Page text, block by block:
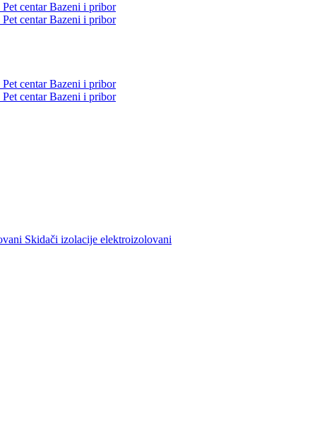
Pet centarBazeni i pribor
Pet centarBazeni i pribor
Pet centarBazeni i pribor
Pet centarBazeni i pribor
Skidači izolacije elektroizolovani